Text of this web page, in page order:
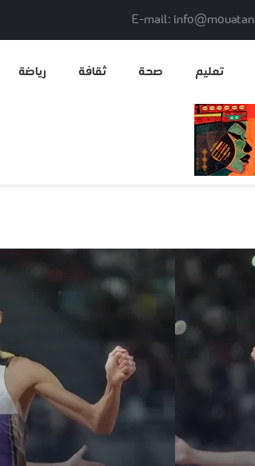
تعليم صحة ثقافة رياضة